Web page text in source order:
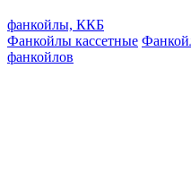
фанкойлы, ККБ
Фанкойлы кассетные
фанкойлов